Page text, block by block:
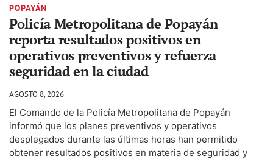
POPAYÁN
Policía Metropolitana de Popayán
reporta resultados positivos en
operativos preventivos y refuerza
seguridad en la ciudad
AGOSTO 8, 2026
El Comando de la Policía Metropolitana de Popayán
informó que los planes preventivos y operativos
desplegados durante las últimas horas han permitido
obtener resultados positivos en materia de seguridad y